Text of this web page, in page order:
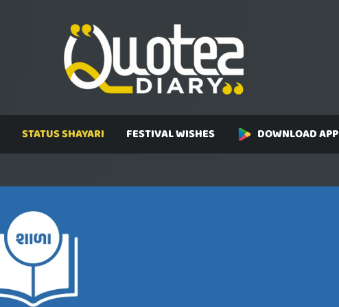
STATUS SHAYARI FESTIVAL WISHES DOWNLOAD APP